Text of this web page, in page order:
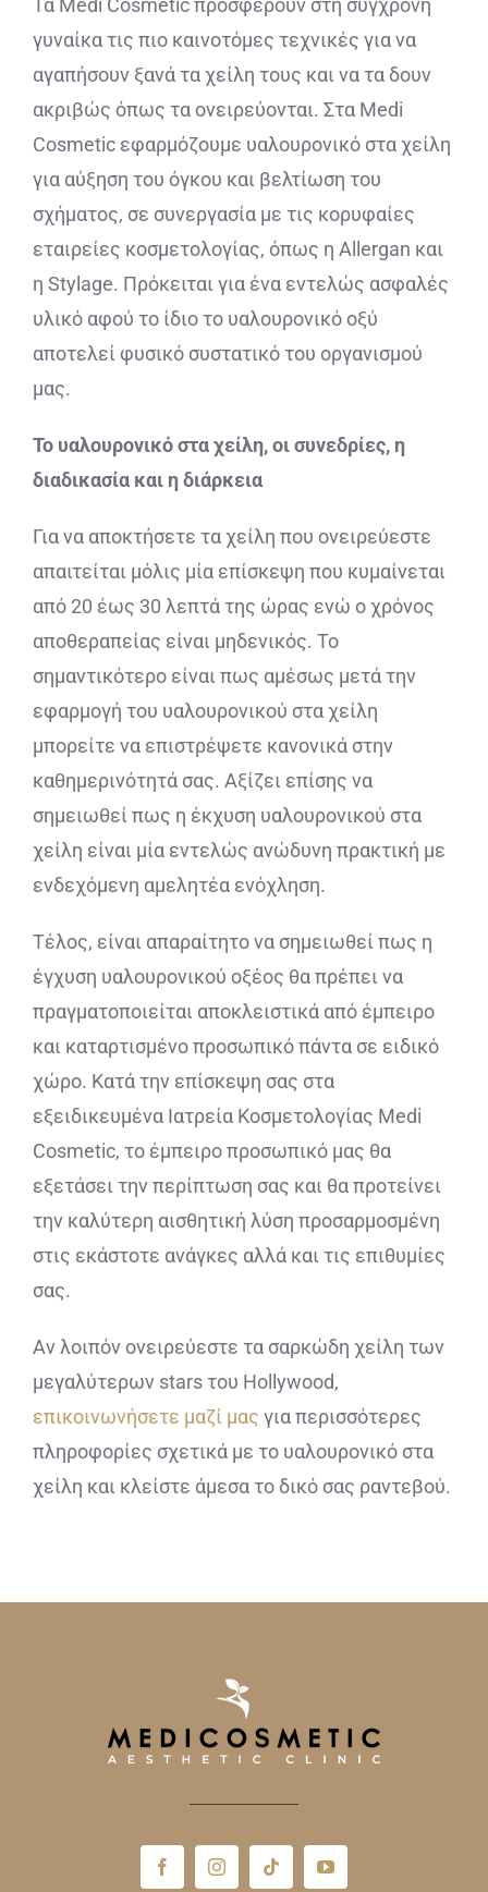
Τα Medi Cosmetic προσφέρουν στη σύγχρονη
γυναίκα τις πιο καινοτόμες τεχνικές για να
αγαπήσουν ξανά τα χείλη τους και να τα δουν
ακριβώς όπως τα ονειρεύονται. Στα Medi
Cosmetic εφαρμόζουμε υαλουρονικό στα χείλη
για αύξηση του όγκου και βελτίωση του
σχήματος, σε συνεργασία με τις κορυφαίες
εταιρείες κοσμετολογίας, όπως η Allergan και
η Stylage. Πρόκειται για ένα εντελώς ασφαλές
υλικό αφού το ίδιο το υαλουρονικό οξύ
αποτελεί φυσικό συστατικό του οργανισμού
μας.
Το υαλουρονικό στα χείλη, οι συνεδρίες, η
διαδικασία και η διάρκεια
Για να αποκτήσετε τα χείλη που ονειρεύεστε
απαιτείται μόλις μία επίσκεψη που κυμαίνεται
από 20 έως 30 λεπτά της ώρας ενώ ο χρόνος
αποθεραπείας είναι μηδενικός. Το
σημαντικότερο είναι πως αμέσως μετά την
εφαρμογή του υαλουρονικού στα χείλη
μπορείτε να επιστρέψετε κανονικά στην
καθημερινότητά σας. Αξίζει επίσης να
σημειωθεί πως η έκχυση υαλουρονικού στα
χείλη είναι μία εντελώς ανώδυνη πρακτική με
ενδεχόμενη αμελητέα ενόχληση.
Τέλος, είναι απαραίτητο να σημειωθεί πως η
έγχυση υαλουρονικού οξέος θα πρέπει να
πραγματοποιείται αποκλειστικά από έμπειρο
και καταρτισμένο προσωπικό πάντα σε ειδικό
χώρο. Κατά την επίσκεψη σας στα
εξειδικευμένα Ιατρεία Κοσμετολογίας Medi
Cosmetic, το έμπειρο προσωπικό μας θα
εξετάσει την περίπτωση σας και θα προτείνει
την καλύτερη αισθητική λύση προσαρμοσμένη
στις εκάστοτε ανάγκες αλλά και τις επιθυμίες
σας.
Αν λοιπόν ονειρεύεστε τα σαρκώδη χείλη των
μεγαλύτερων stars του Hollywood,
επικοινωνήσετε μαζί μας για περισσότερες
πληροφορίες σχετικά με το υαλουρονικό στα
χείλη και κλείστε άμεσα το δικό σας ραντεβού.